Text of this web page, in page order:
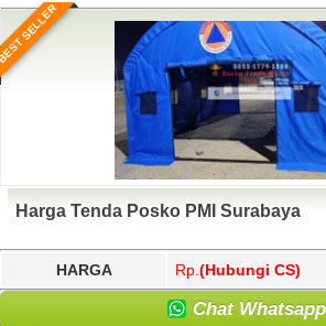
SELLER
Harga Tenda Posko PMI Surabaya
HARGA Rp. (Hubungi CS)
Chat Whatsapp